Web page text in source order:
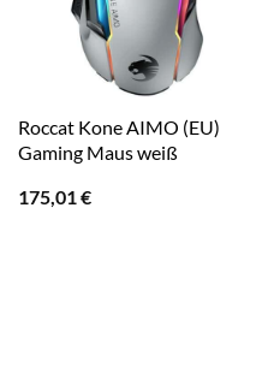
Roccat Kone AIMO (EU)
Gaming Maus weiß
175,01€